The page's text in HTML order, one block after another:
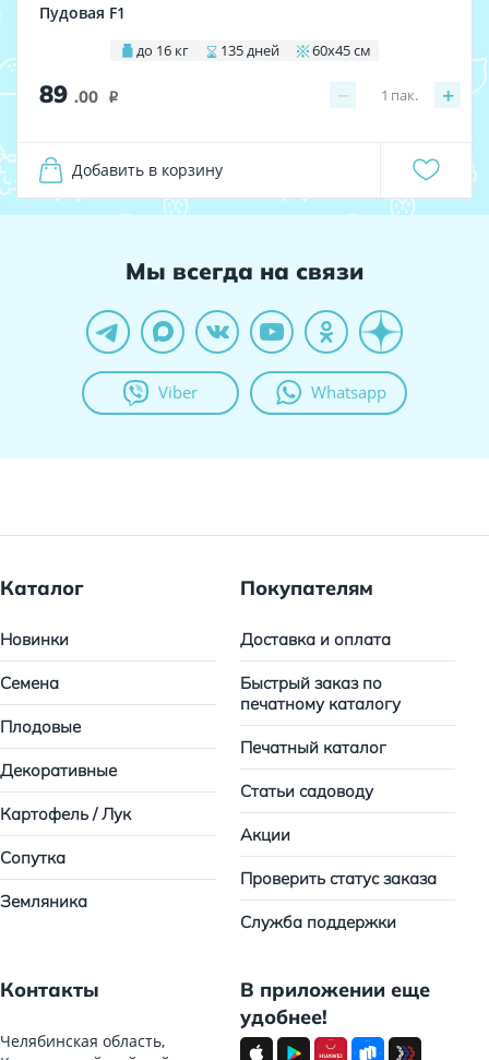
Пудовая F1
до 16 кг 135 дней 60х45 см
89 .00 i − +
1 пак.
Добавить в корзину
Мы всегда на связи
Viber Whatsapp
Каталог
Новинки
Семена
Плодовые
Декоративные
Картофель / Лук
Сопутка
Земляника
Покупателям
Доставка и оплата
Быстрый заказ по
печатному каталогу
Печатный каталог
Статьи садоводу
Акции
Проверить статус заказа
Служба поддержки
Контакты
Челябинская область,
В приложении еще
удобнее!